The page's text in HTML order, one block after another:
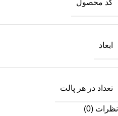
کد محصول
ابعاد
تعداد در هر پالت
نظرات (0)